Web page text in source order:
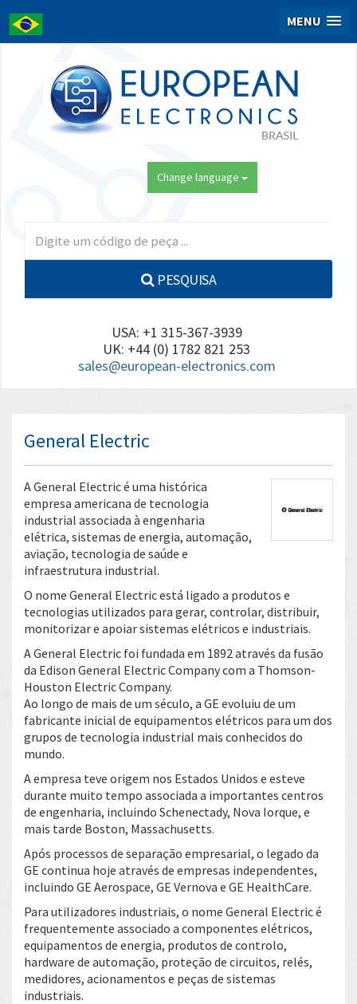
MENU
Change language
PESQUISA
USA: +1 315-367-3939
UK: +44 (0) 1782 821 253
sales@european-electronics.com
General Electric
A General Electric é uma histórica
empresa americana de tecnologia
industrial associada à engenharia
elétrica, sistemas de energia, automação,
aviação, tecnologia de saúde e
infraestrutura industrial.
O nome General Electric está ligado a produtos e
tecnologias utilizados para gerar, controlar, distribuir,
monitorizar e apoiar sistemas elétricos e industriais.
A General Electric foi fundada em 1892 através da fusão
da Edison General Electric Company com a Thomson-
Houston Electric Company.
Ao longo de mais de um século, a GE evoluiu de um
fabricante inicial de equipamentos elétricos para um dos
grupos de tecnologia industrial mais conhecidos do
mundo.
A empresa teve origem nos Estados Unidos e esteve
durante muito tempo associada a importantes centros
de engenharia, incluindo Schenectady, Nova Iorque, e
mais tarde Boston, Massachusetts.
Após processos de separação empresarial, o legado da
GE continua hoje através de empresas independentes,
incluindo GE Aerospace, GE Vernova e GE HealthCare.
Para utilizadores industriais, o nome General Electric é
frequentemente associado a componentes elétricos,
equipamentos de energia, produtos de controlo,
hardware de automação, proteção de circuitos, relés,
medidores, acionamentos e peças de sistemas
industriais.